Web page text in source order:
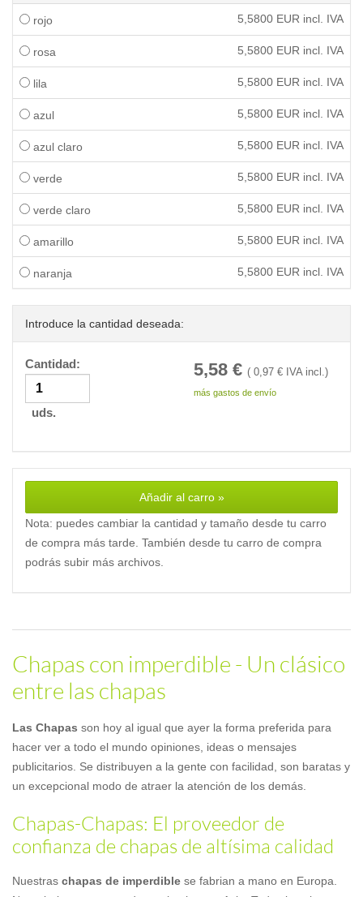
rojo 5,5800 EUR incl. IVA
rosa 5,5800 EUR incl. IVA
lila 5,5800 EUR incl. IVA
azul 5,5800 EUR incl. IVA
azul claro 5,5800 EUR incl. IVA
verde 5,5800 EUR incl. IVA
verde claro 5,5800 EUR incl. IVA
amarillo 5,5800 EUR incl. IVA
naranja 5,5800 EUR incl. IVA
Introduce la cantidad deseada:
Cantidad:
uds.
5,58 € ( 0,97 € IVA incl.)
más gastos de envío
Añadir al carro »
Nota: puedes cambiar la cantidad y tamaño desde tu carro
de compra más tarde. También desde tu carro de compra
podrás subir más archivos.
Chapas con imperdible - Un clásico
entre las chapas
Las Chapas son hoy al igual que ayer la forma preferida para
hacer ver a todo el mundo opiniones, ideas o mensajes
publicitarios. Se distribuyen a la gente con facilidad, son baratas y
un excepcional modo de atraer la atención de los demás.
Chapas-Chapas: El proveedor de
confianza de chapas de altísima calidad
Nuestras chapas de imperdible se fabrian a mano en Europa.